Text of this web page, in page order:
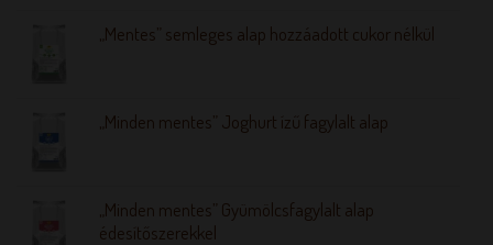
„Mentes” semleges alap hozzáadott cukor nélkül
„Minden mentes” Joghurt ízű fagylalt alap
„Minden mentes” Gyümölcsfagylalt alap
édesítőszerekkel